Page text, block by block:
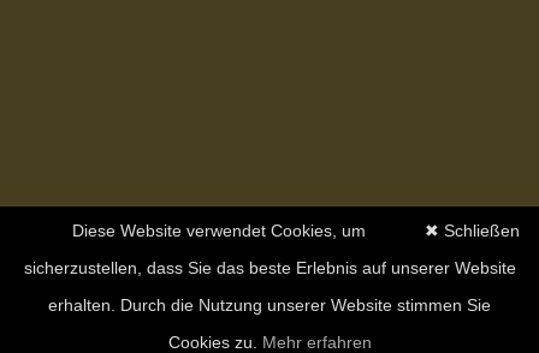
✖ Schließen
Diese Website verwendet Cookies, um
sicherzustellen, dass Sie das beste Erlebnis auf unserer Website
erhalten. Durch die Nutzung unserer Website stimmen Sie
Cookies zu. Mehr erfahren